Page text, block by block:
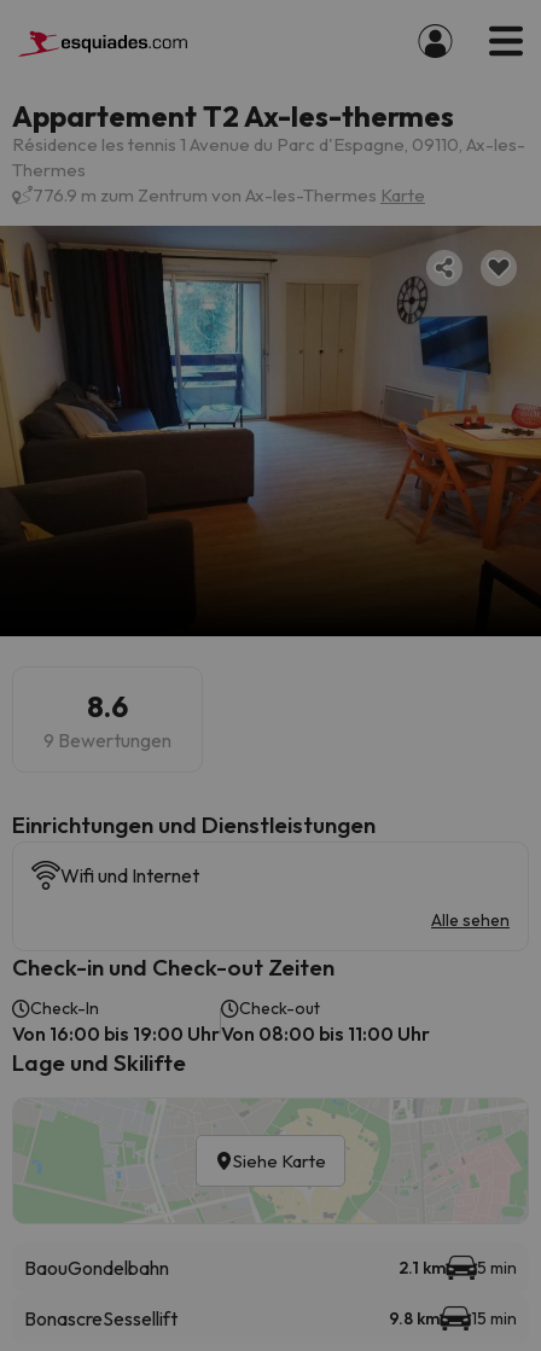
Appartement T2 Ax-les-thermes
Résidence les tennis 1 Avenue du Parc d'Espagne, 09110, Ax-les-
Thermes
776.9 m zum Zentrum von Ax-les-Thermes Karte
8.6
9 Bewertungen
​Einrichtungen und Dienstleistungen
Wifi und Internet
Alle sehen
Check-in und Check-out Zeiten
Check-In
Von 16:00 bis 19:00 Uhr
Check-out
Von 08:00 bis 11:00 Uhr
Lage und Skilifte
Siehe Karte
BaouGondelbahn 2.1 km 5 min
BonascreSessellift 9.8 km 15 min